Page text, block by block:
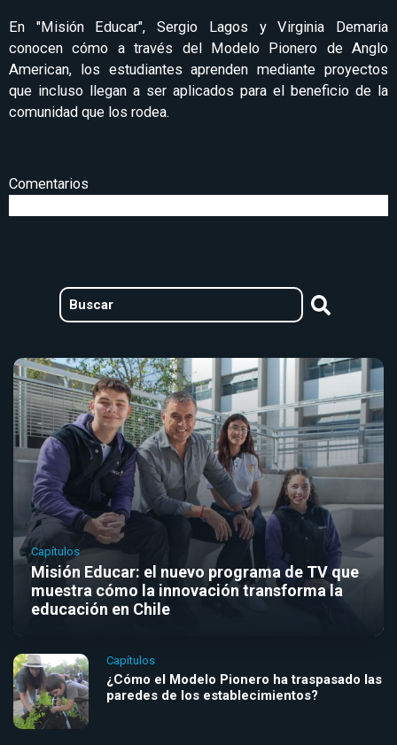
En "Misión Educar", Sergio Lagos y Virginia Demaria
conocen cómo a través del Modelo Pionero de Anglo
American, los estudiantes aprenden mediante proyectos
que incluso llegan a ser aplicados para el beneficio de la
comunidad que los rodea.
Comentarios
Capítulos
Misión Educar: el nuevo programa de TV que
muestra cómo la innovación transforma la
educación en Chile
Capítulos
¿Cómo el Modelo Pionero ha traspasado las
paredes de los establecimientos?